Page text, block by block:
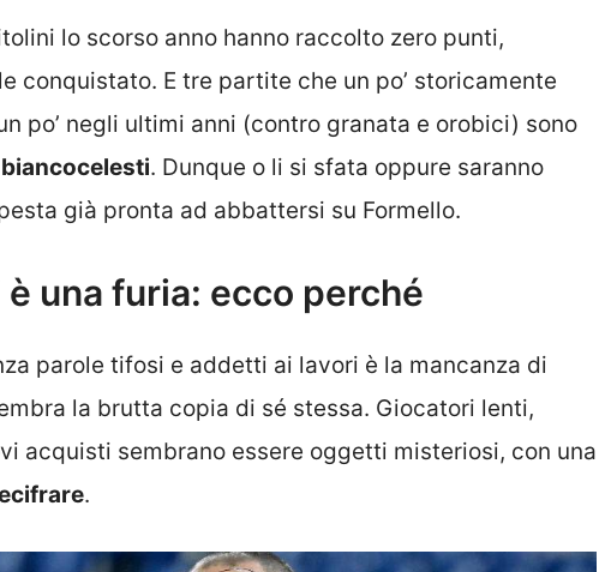
lo scorso anno hanno raccolto zero punti,
conquistato. E tre partite che un po’ storicamente
po’ negli ultimi anni (contro granata e orobici) sono
. Dunque o li si sfata oppure saranno
già pronta ad abbattersi su Formello.
una furia: ecco perché
parole tifosi e addetti ai lavori è la mancanza di
la brutta copia di sé stessa. Giocatori lenti,
acquisti sembrano essere oggetti misteriosi, con una
.